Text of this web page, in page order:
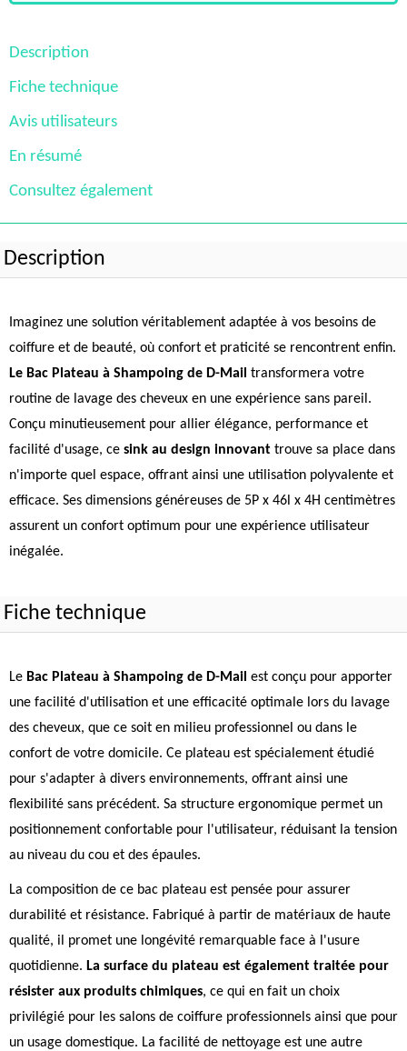
Description
Fiche technique
Avis utilisateurs
En résumé
Consultez également
Description
Imaginez une solution véritablement adaptée à vos besoins de
coiffure et de beauté, où confort et praticité se rencontrent enfin.
Le Bac Plateau à Shampoing de D-Mail transformera votre
routine de lavage des cheveux en une expérience sans pareil.
Conçu minutieusement pour allier élégance, performance et
facilité d'usage, ce sink au design innovant trouve sa place dans
n'importe quel espace, offrant ainsi une utilisation polyvalente et
efficace. Ses dimensions généreuses de 5P x 46l x 4H centimètres
assurent un confort optimum pour une expérience utilisateur
inégalée.
Fiche technique
Le Bac Plateau à Shampoing de D-Mail est conçu pour apporter
une facilité d'utilisation et une efficacité optimale lors du lavage
des cheveux, que ce soit en milieu professionnel ou dans le
confort de votre domicile. Ce plateau est spécialement étudié
pour s'adapter à divers environnements, offrant ainsi une
flexibilité sans précédent. Sa structure ergonomique permet un
positionnement confortable pour l'utilisateur, réduisant la tension
au niveau du cou et des épaules.
La composition de ce bac plateau est pensée pour assurer
durabilité et résistance. Fabriqué à partir de matériaux de haute
qualité, il promet une longévité remarquable face à l'usure
quotidienne. La surface du plateau est également traitée pour
résister aux produits chimiques, ce qui en fait un choix
privilégié pour les salons de coiffure professionnels ainsi que pour
un usage domestique. La facilité de nettoyage est une autre